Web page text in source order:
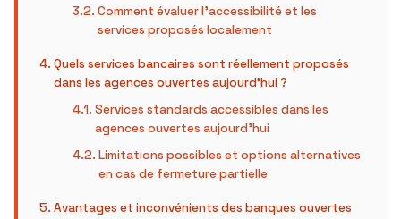
Comment évaluer l’accessibilité et les
services proposés localement
Quels services bancaires sont réellement proposés
dans les agences ouvertes aujourd’hui ?
Services standards accessibles dans les
agences ouvertes aujourd’hui
Limitations possibles et options alternatives
en cas de fermeture partielle
Avantages et inconvénients des banques ouvertes